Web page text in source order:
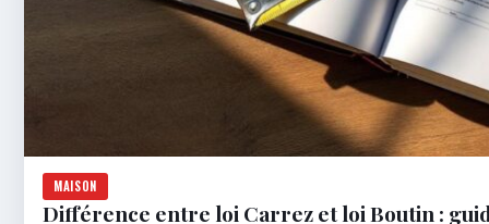
MAISON
Différence entre loi Carrez et loi Boutin :